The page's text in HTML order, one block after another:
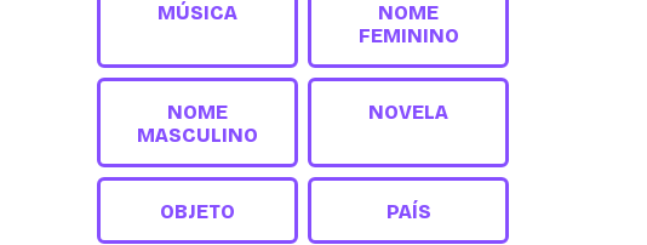
MÚSICA
NOME
FEMININO
NOME
MASCULINO
NOVELA
OBJETO PAÍS